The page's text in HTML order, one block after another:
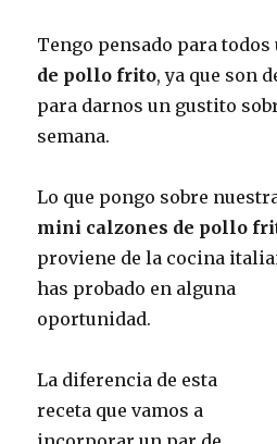
Tengo pensado para todos
de pollo frito, ya que son
para darnos un gustito
semana.
Lo que pongo sobre
mini calzones de pollo
proviene de la cocina
has probado en alguna
oportunidad.
La diferencia de esta
receta que vamos a